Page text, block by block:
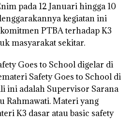
pada 12 Januari hingga 10
kegiatan ini
PTBA terhadap K3
masyarakat sekitar.
Goes to School digelar di
Safety Goes to School di
ini adalah Supervisor Sarana
Rahmawati. Materi yang
K3 dasar atau basic safety